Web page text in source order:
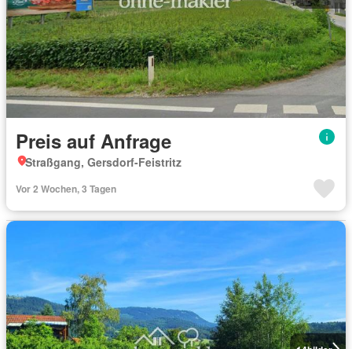
Preis auf Anfrage
Straßgang, Gersdorf-Feistritz
Vor 2 Wochen, 3 Tagen